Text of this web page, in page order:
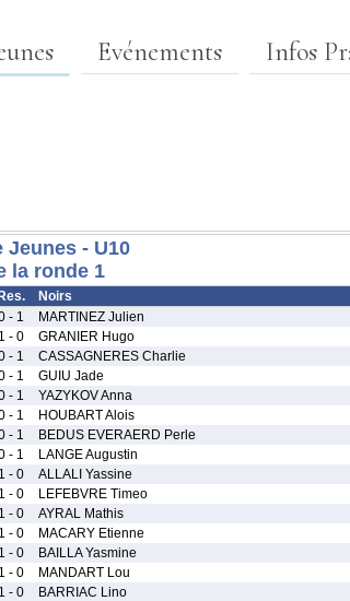
Evénements Infos
Jeunes - U10
la ronde 1
Noirs
- 1 MARTINEZ Julien
1 - 0 GRANIER Hugo
- 1 CASSAGNERES Charlie
- 1 GUIU Jade
- 1 YAZYKOV Anna
- 1 HOUBART Alois
- 1 BEDUS EVERAERD Perle
- 1 LANGE Augustin
1 - 0 ALLALI Yassine
1 - 0 LEFEBVRE Timeo
1 - 0 AYRAL Mathis
1 - 0 MACARY Etienne
1 - 0 BAILLA Yasmine
1 - 0 MANDART Lou
1 - 0 BARRIAC Lino